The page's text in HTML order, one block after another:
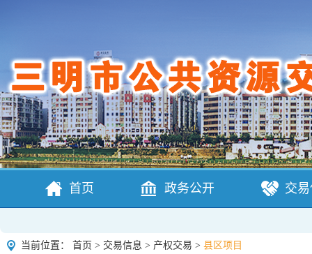
首页 政务公开 交
当前位置： 首页 > 交易信息 > 产权交易 > 县区项目